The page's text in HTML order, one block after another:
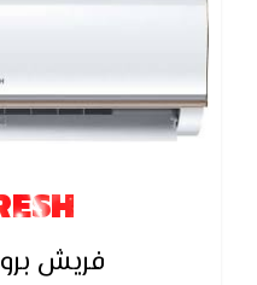
فريش